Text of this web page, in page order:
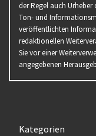
der Regel auch
Ton- und
veröffentlichten
redaktionellen
Sie vor einer
angegebenen
Kategorien